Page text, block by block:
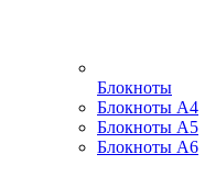
Блокноты
Блокноты А4
Блокноты А5
Блокноты А6